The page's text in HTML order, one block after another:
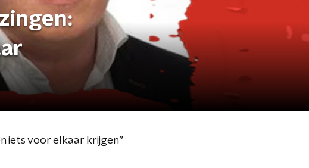
iets voor elkaar krijgen”